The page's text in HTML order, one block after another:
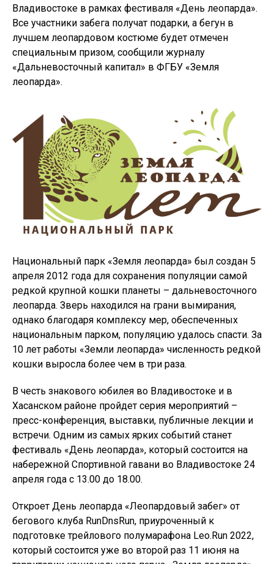
Владивостоке в рамках фестиваля «День леопарда».
Все участники забега получат подарки, а бегун в
лучшем леопардовом костюме будет отмечен
специальным призом, сообщили журналу
«Дальневосточный капитал» в ФГБУ «Земля
леопарда».
Национальный парк «Земля леопарда» был создан 5
апреля 2012 года для сохранения популяции самой
редкой крупной кошки планеты – дальневосточного
леопарда. Зверь находился на грани вымирания,
однако благодаря комплексу мер, обеспеченных
национальным парком, популяцию удалось спасти. За
10 лет работы «Земли леопарда» численность редкой
кошки выросла более чем в три раза.
В честь знакового юбилея во Владивостоке и в
Хасанском районе пройдет серия мероприятий –
пресс-конференция, выставки, публичные лекции и
встречи. Одним из самых ярких событий станет
фестиваль «День леопарда», который состоится на
набережной Спортивной гавани во Владивостоке 24
апреля года с 13.00 до 18.00.
Откроет День леопарда «Леопардовый забег» от
бегового клуба RunDnsRun, приуроченный к
подготовке трейлового полумарафона Leo.Run 2022,
который состоится уже во второй раз 11 июня на